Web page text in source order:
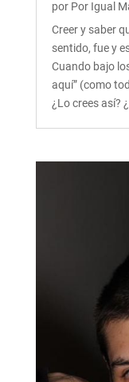
por Por Igual
Creer y saber
sentido, fue y
Cuando bajo
aquí” (como
¿Lo crees así?